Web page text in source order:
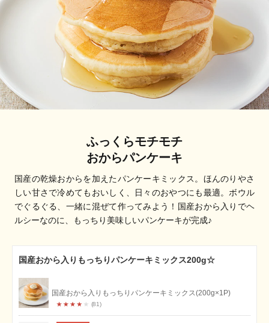
ふっくらモチモチ
おからパンケーキ
国産の乾燥おからを加えたパンケーキミックス。ほんのりやさ
しい甘さで冷めてもおいしく、日々のおやつにも最適。ボウル
でぐるぐる、一緒に混ぜて作ってみよう！国産おから入りでヘ
ルシーなのに、もっちり美味しいパンケーキが完成♪
国産おから入りもっちりパンケーキミックス200g☆
国産おから入りもっちりパンケーキミックス(200g×1P)
81